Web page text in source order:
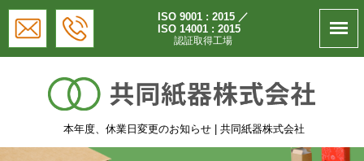
ISO 9001 : 2015 ／
ISO 14001 : 2015
認証取得工場
本年度、休業日変更のお知らせ | 共同紙器株式会社